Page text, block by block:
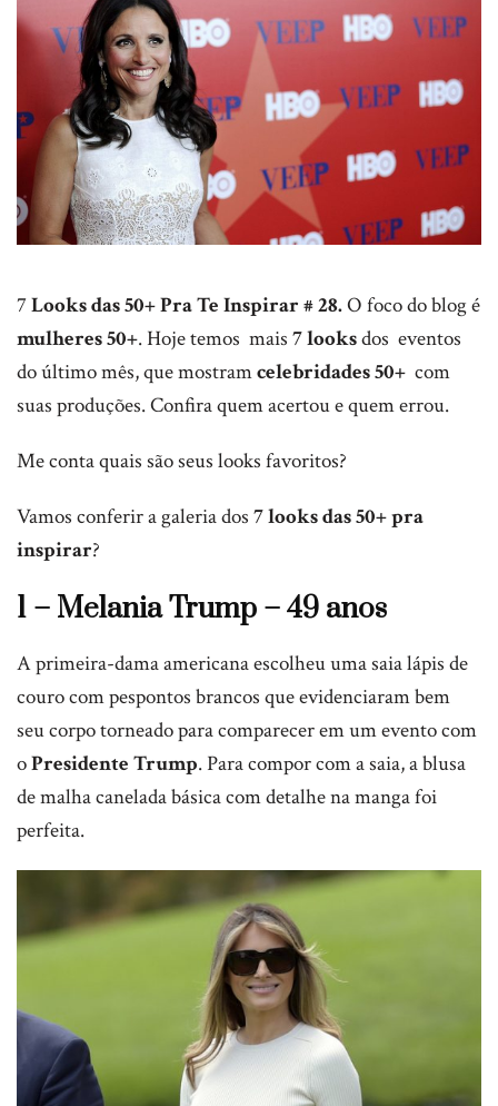
7Looks das 50+ Pra Te Inspirar # 28.O foco do blog é
mulheres 50+. Hoje temos mais 7 looksdos eventos
do último mês, que mostramcelebridades 50+ com
suas produções. Confira quem acertou e quem errou.
Me conta quais são seus looks favoritos?
Vamos conferir a galeria dos 7 looks das 50+ pra
inspirar?
1 – Melania Trump – 49 anos
A primeira-dama americana escolheu uma saia lápis de
couro com pespontos brancos que evidenciaram bem
seu corpo torneado para comparecer em um evento com
oPresidente Trump. Para compor com a saia, a blusa
de malha canelada básica com detalhe na manga foi
perfeita.